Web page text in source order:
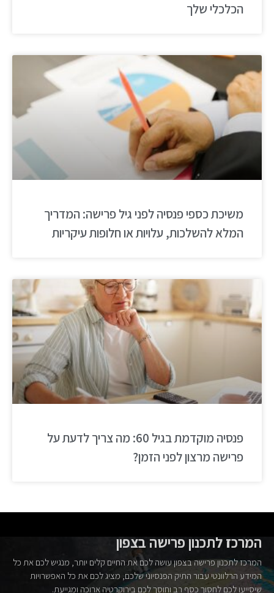
הכלכלי שלך
משיכת כספי פנסיה לפני גיל פרישה: המדריך
המלא להשלכות, עלויות או חלופות עיקריות
פנסיה מוקדמת בגיל 60: מה צריך לדעת על
פרישה מרצון לפני הזמן?
המרכז לתכנון פרישה בצפון
המרכז לתכנון פרישה בצפון עושה לכם את החיים קלים יותר, מנגיש לכם את כל
המידע הרלוונטי עבור התיק הפנסיוני שלכם, מציג לכם את כל האפשרויות
שיסייעו לכם לחסוך כסף רב וחוסך לכם בירוקרטיה ארוכה ומגייעת.